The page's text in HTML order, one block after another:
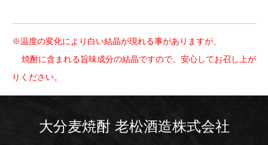
※温度の変化により白い結晶が現れる事がありますが、
焼酎に含まれる旨味成分の結晶ですので、安心してお召し上が
りください。
大分麦焼酎 老松酒造株式会社